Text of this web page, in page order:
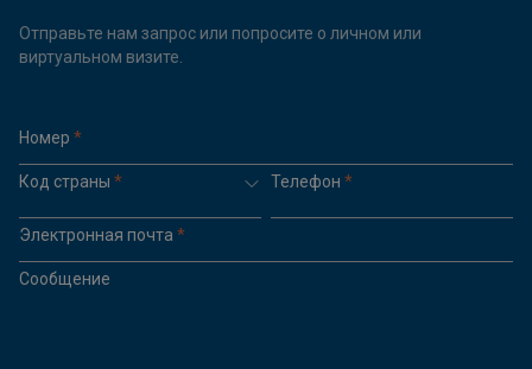
Отправьте нам запрос или попросите о личном или
виртуальном визите.
Номер *
Код страны * Телефон *
Электронная почта *
Сообщение